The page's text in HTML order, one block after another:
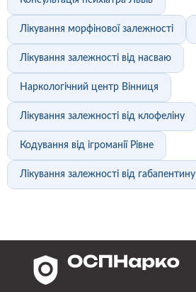
Лікування морфінової залежності
Лікування залежності від насваю
Наркологічний центр Вінниця
Лікування залежності від клофеліну
Кодування від ігроманії Рівне
Лікування залежності від габапентину